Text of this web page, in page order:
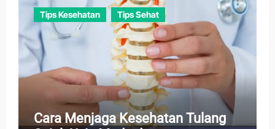
Tips Kesehatan Tips Sehat
Cara Menjaga Kesehatan Tulang